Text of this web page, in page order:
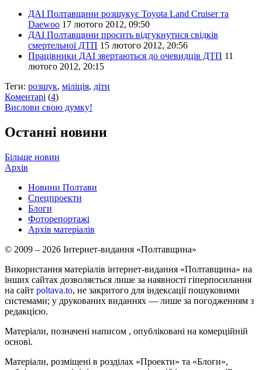
ДАІ Полтавщини розшукує Toyota Land Cruiser та
Daewoo 17 лютого 2012, 09:50
ДАІ Полтавщини просить відгукнутися свідків
смертельної ДТП 15 лютого 2012, 20:56
Працівники ДАІ звертаються до очевидців ДТП 11
лютого 2012, 20:15
Теги: розшук, міліція, діти
Коментарі (4)
Вислови свою думку!
Останні новини
Більше новин
Архів
Новини Полтави
Спецпроекти
Блоги
Фоторепортажі
Архів матеріалів
© 2009 – 2026 Інтернет-видання «Полтавщина»
Використання матеріалів інтернет-видання «Полтавщина» на
інших сайтах дозволяється лише за наявності гіперпосилання
на сайт poltava.to, не закритого для індексації пошуковими
системами; у друкованих виданнях — лише за погодженням з
редакцією.
Матеріали, позначені написом , опубліковані на комерційній
основі.
Матеріали, розміщені в розділах «Проекти» та «Блоги»,